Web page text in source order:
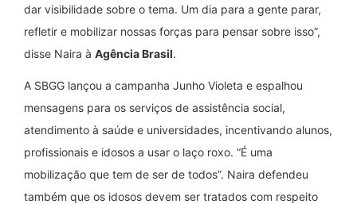
dar visibilidade sobre o tema. Um dia para a gente parar,
refletir e mobilizar nossas forças para pensar sobre isso”,
disse Naira à Agência Brasil.
A SBGG lançou a campanha Junho Violeta e espalhou
mensagens para os serviços de assistência social,
atendimento à saúde e universidades, incentivando alunos,
profissionais e idosos a usar o laço roxo. “É uma
mobilização que tem de ser de todos”. Naira defendeu
também que os idosos devem ser tratados com respeito